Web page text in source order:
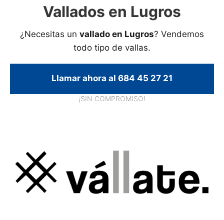
Vallados en Lugros
¿Necesitas un vallado en Lugros? Vendemos
todo tipo de vallas.
Llamar ahora al 684 45 27 21
¡SIN COMPROMISO!